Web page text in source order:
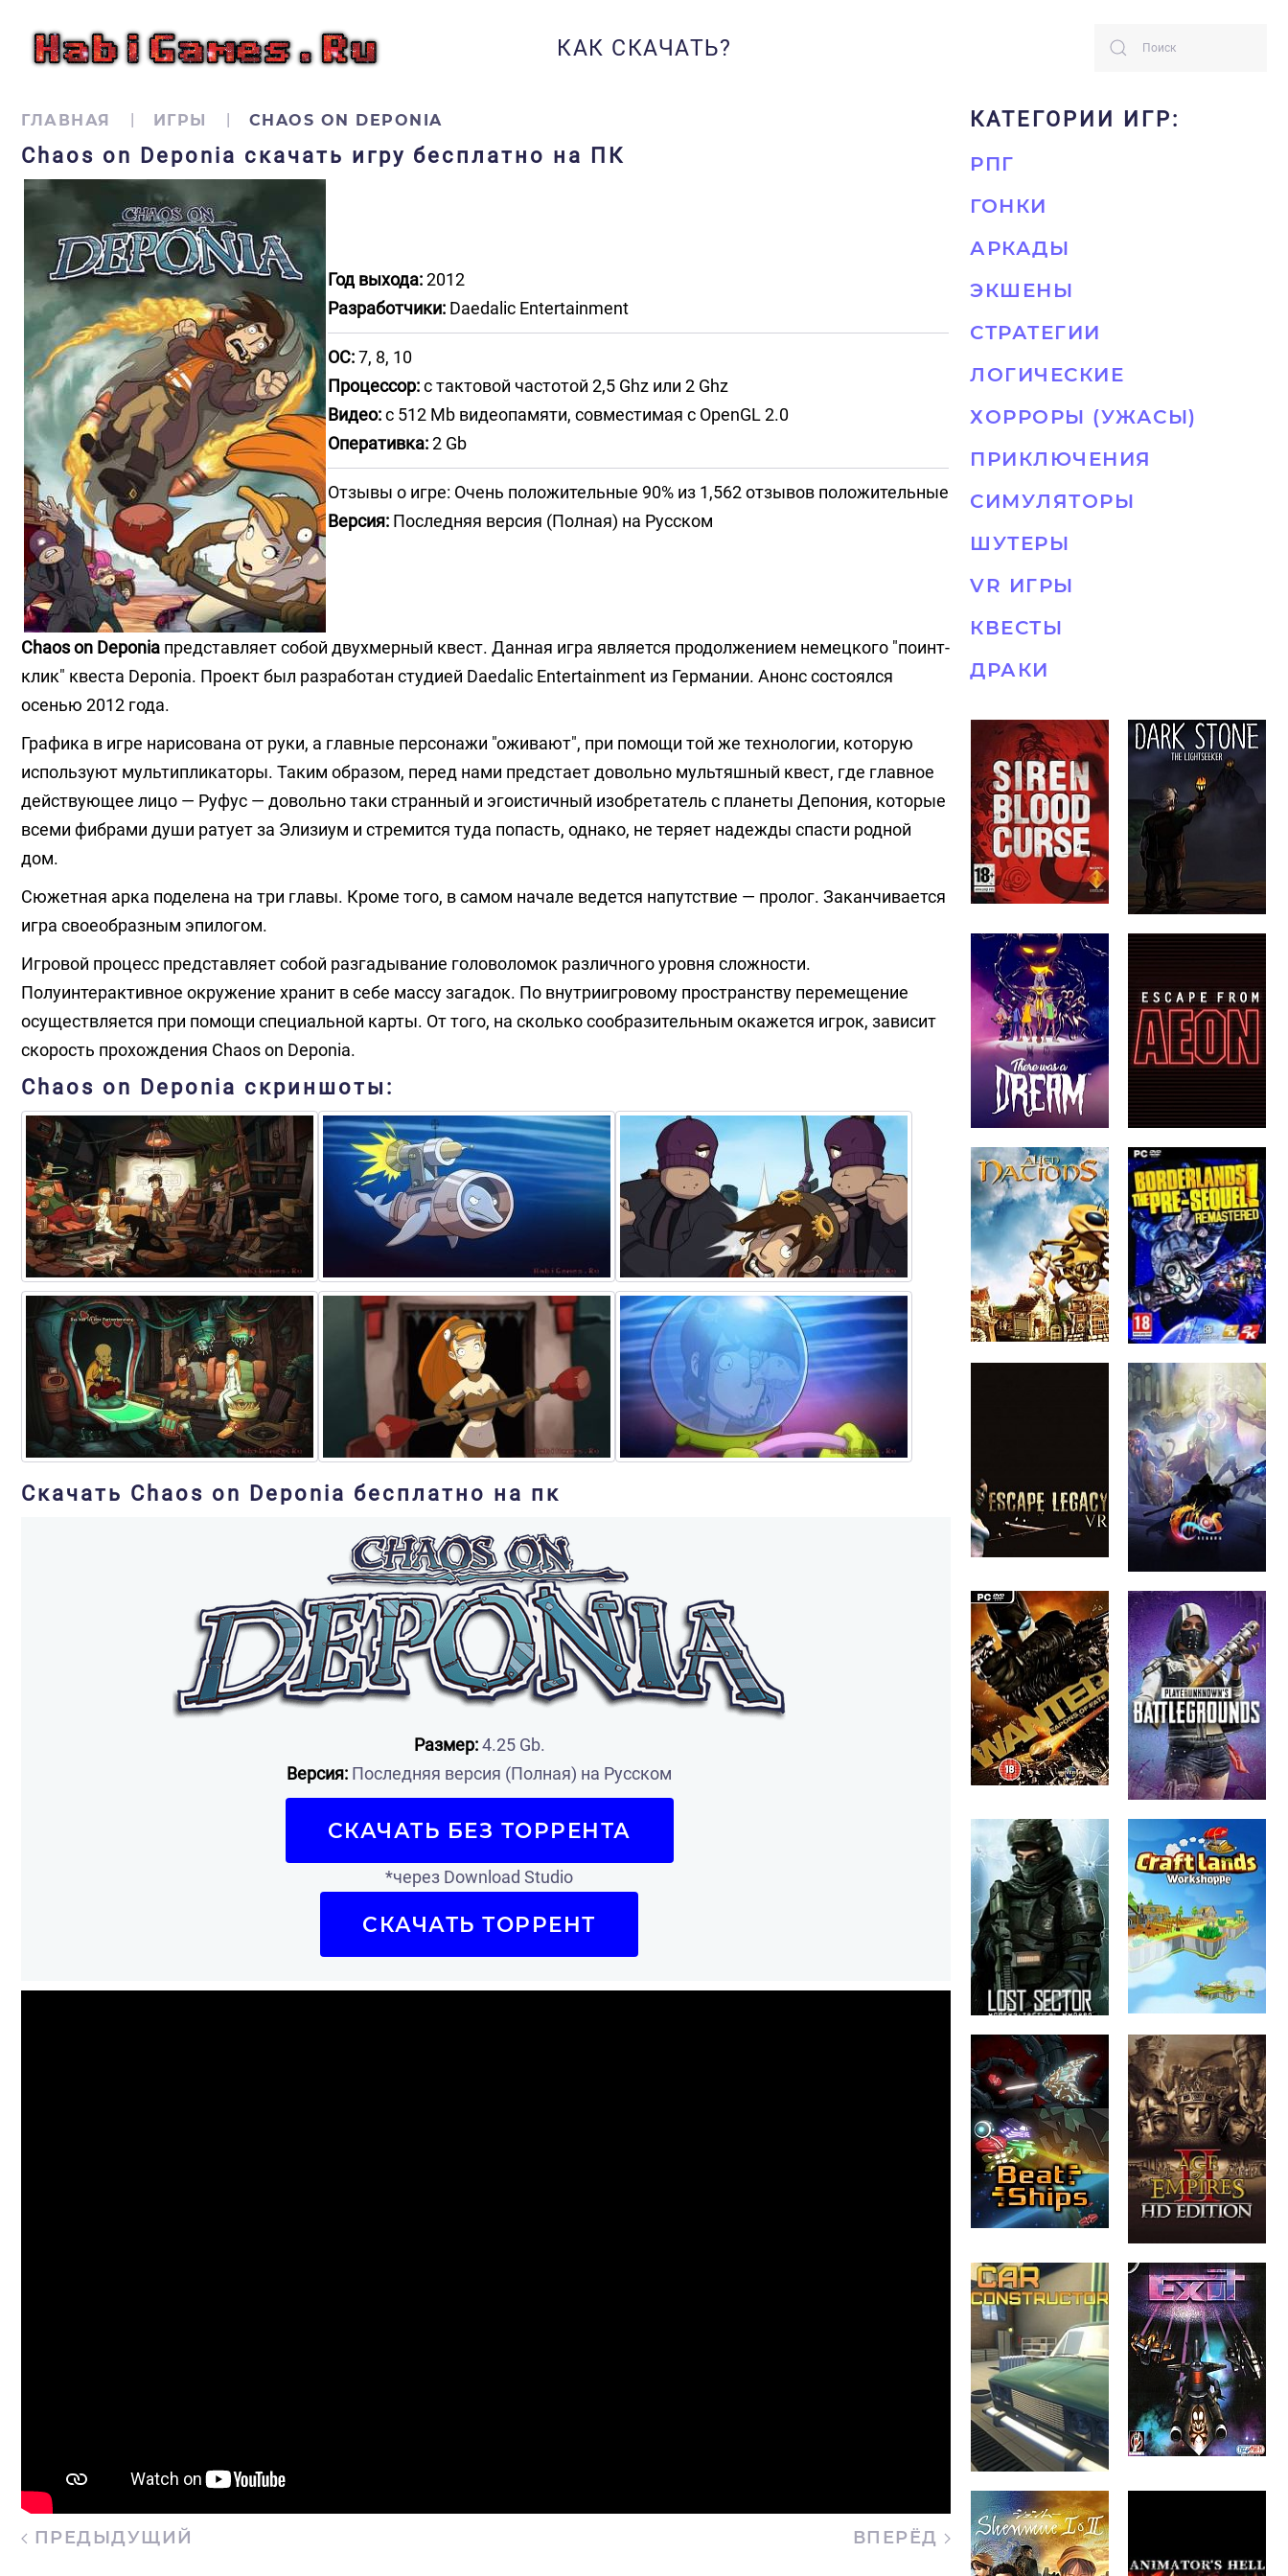
КАК СКАЧАТЬ?
ГЛАВНАЯ ИГРЫ CHAOS ON DEPONIA
Chaos on Deponia скачать игру бесплатно на ПК
Год выхода:2012
Разработчики:Daedalic Entertainment
ОС:7, 8, 10
Процессор:с тактовой частотой 2,5 Ghz или 2 Ghz
Видео:с 512 Mb видеопамяти, совместимая с OpenGL 2.0
Оперативка:2 Gb
Отзывы о игре: Очень положительные 90% из 1,562 отзывов положительные
Версия:Последняя версия (Полная) на Русском
Chaos on Deponia представляет собой двухмерный квест. Данная игра является продолжением немецкого "поинт-
клик" квеста Deponia. Проект был разработан студией Daedalic Entertainment из Германии. Анонс состоялся
осенью 2012 года.
Графика в игре нарисована от руки, а главные персонажи "оживают", при помощи той же технологии, которую
используют мультипликаторы. Таким образом, перед нами предстает довольно мультяшный квест, где главное
действующее лицо — Руфус — довольно таки странный и эгоистичный изобретатель с планеты Депония, которые
всеми фибрами души ратует за Элизиум и стремится туда попасть, однако, не теряет надежды спасти родной
дом.
Сюжетная арка поделена на три главы. Кроме того, в самом начале ведется напутствие — пролог. Заканчивается
игра своеобразным эпилогом.
Игровой процесс представляет собой разгадывание головоломок различного уровня сложности.
Полуинтерактивное окружение хранит в себе массу загадок. По внутриигровому пространству перемещение
осуществляется при помощи специальной карты. От того, на сколько сообразительным окажется игрок, зависит
скорость прохождения Chaos on Deponia.
Chaos on Deponia скриншоты:
Скачать Chaos on Deponia бесплатно на пк
Размер:4.25 Gb.
Версия: Последняя версия (Полная) на Русском
СКАЧАТЬ БЕЗ ТОРРЕНТА
*через Download Studio
СКАЧАТЬ ТОРРЕНТ
ПРЕДЫДУЩИЙ ВПЕРЁД
КАТЕГОРИИ ИГР:
РПГ
ГОНКИ
АРКАДЫ
ЭКШЕНЫ
СТРАТЕГИИ
ЛОГИЧЕСКИЕ
ХОРРОРЫ (УЖАСЫ)
ПРИКЛЮЧЕНИЯ
СИМУЛЯТОРЫ
ШУТЕРЫ
VR ИГРЫ
КВЕСТЫ
ДРАКИ